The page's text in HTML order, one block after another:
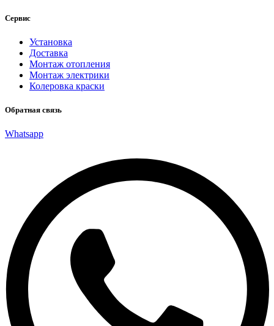
Сервис
Установка
Доставка
Монтаж отопления
Монтаж электрики
Колеровка краски
Обратная связь
Whatsapp